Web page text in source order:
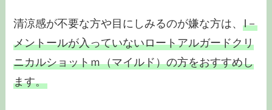
清涼感が不要な方や目にしみるのが嫌な方は、l－
メントールが入っていないロートアルガードクリ
ニカルショットｍ（マイルド）の方をおすすめし
ます。